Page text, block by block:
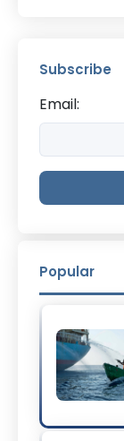
Subscribe
Email:
Popular